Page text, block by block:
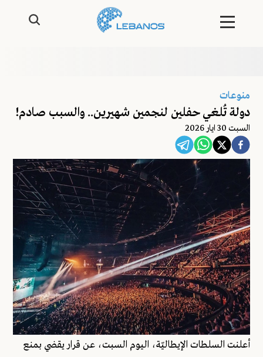
منوعات
دولة تُلغي حفلين لنجمين شهيرين.. والسبب صادم!
السبت 30 ايار 2026
أعلنت السلطات الإيطاليّة، اليوم السبت، عن قرار يقضي بمنع